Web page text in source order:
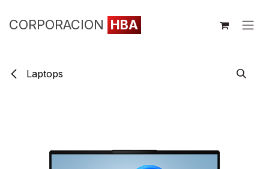
CORPORACION HBA
Laptops